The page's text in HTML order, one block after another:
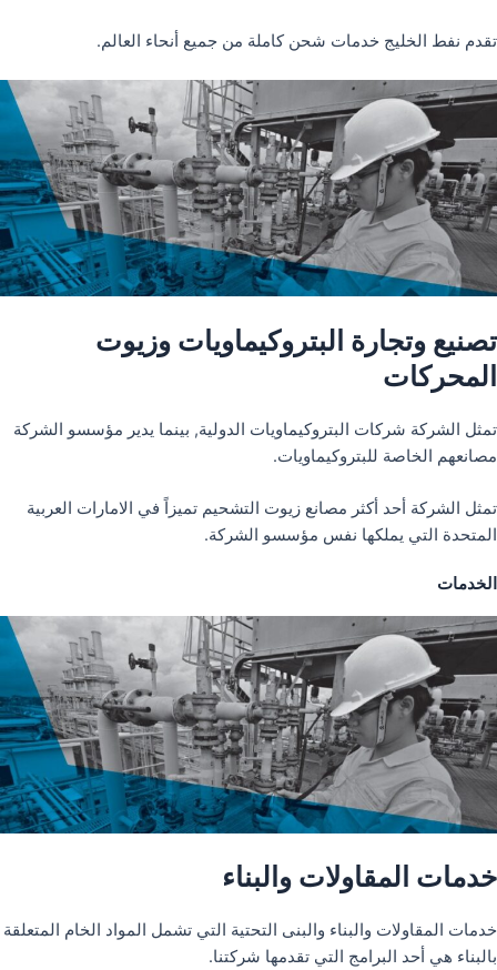
تقدم نفط الخليج خدمات شحن كاملة من جميع أنحاء العالم.
تصنيع وتجارة البتروكيماويات وزيوت
المحركات
تمثل الشركة شركات البتروكيماويات الدولية, بينما يدير مؤسسو الشركة
مصانعهم الخاصة للبتروكيماويات.
تمثل الشركة أحد أكثر مصانع زيوت التشحيم تميزاً في الامارات العربية
المتحدة التي يملكها نفس مؤسسو الشركة.
الخدمات
خدمات المقاولات والبناء
خدمات المقاولات والبناء والبنى التحتية التي تشمل المواد الخام المتعلقة
بالبناء هي أحد البرامج التي تقدمها شركتنا.